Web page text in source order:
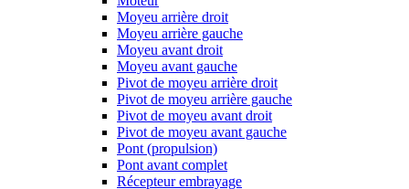
Moyeu arrière droit
Moyeu arrière gauche
Moyeu avant droit
Moyeu avant gauche
Pivot de moyeu arrière droit
Pivot de moyeu arrière gauche
Pivot de moyeu avant droit
Pivot de moyeu avant gauche
Pont (propulsion)
Pont avant complet
Récepteur embrayage